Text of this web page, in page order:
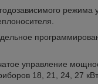
режима
управление
18, 21, 24, 27